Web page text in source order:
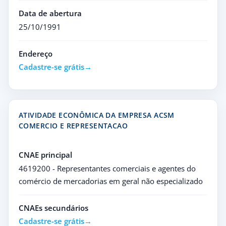
Data de abertura
25/10/1991
Endereço
Cadastre-se grátis
ATIVIDADE ECONÔMICA DA EMPRESA ACSM
COMERCIO E REPRESENTACAO
CNAE principal
4619200 - Representantes comerciais e agentes do
comércio de mercadorias em geral não especializado
CNAEs secundários
Cadastre-se grátis